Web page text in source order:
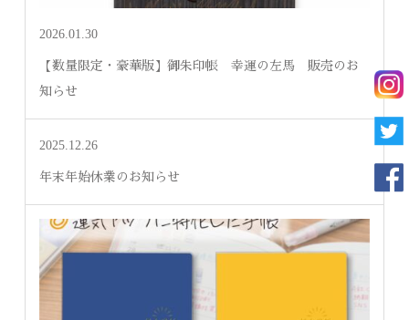
2026.01.30
【数量限定・豪華版】御朱印帳 幸運の左馬 販売のお
知らせ
2025.12.26
年末年始休業のお知らせ